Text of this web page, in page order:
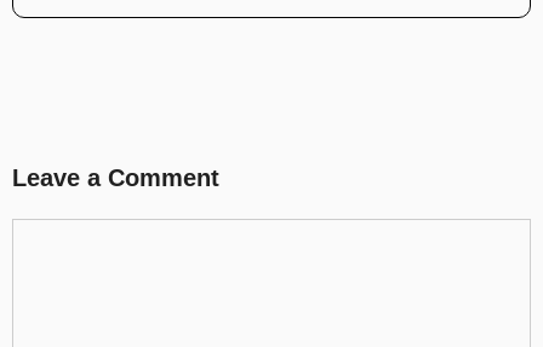
Leave a Comment